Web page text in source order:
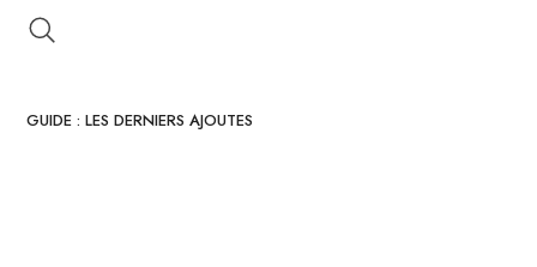
GUIDE : LES DERNIERS AJOUTES